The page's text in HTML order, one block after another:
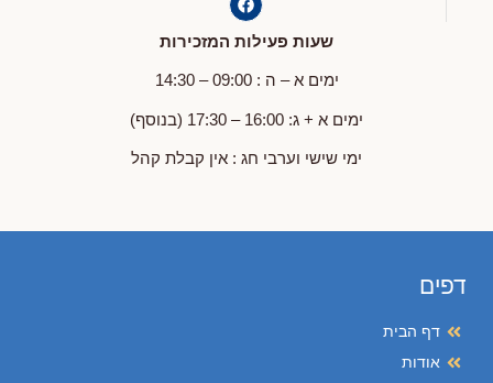
שעות פעילות המזכירות
ימים א – ה : 09:00 – 14:30
ימים א + ג: 16:00 – 17:30 (בנוסף)
ימי שישי וערבי חג : אין קבלת קהל
דפים
דף הבית
אודות